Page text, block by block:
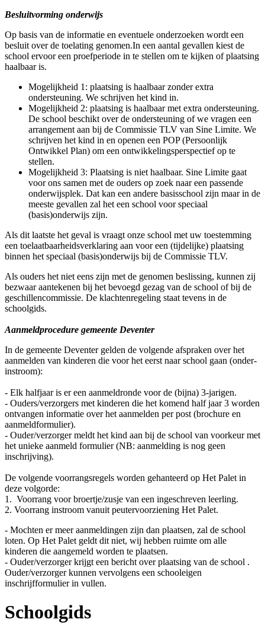
Besluitvorming onderwijs
Op basis van de informatie en eventuele onderzoeken wordt een
besluit over de toelating genomen.In een aantal gevallen kiest de
school ervoor een proefperiode in te stellen om te kijken of plaatsing
haalbaar is.
Mogelijkheid 1: plaatsing is haalbaar zonder extra
ondersteuning. We schrijven het kind in.
Mogelijkheid 2: plaatsing is haalbaar met extra ondersteuning.
De school beschikt over de ondersteuning of we vragen een
arrangement aan bij de Commissie TLV van Sine Limite. We
schrijven het kind in en openen een POP (Persoonlijk
Ontwikkel Plan) om een ontwikkelingsperspectief op te
stellen.
Mogelijkheid 3: Plaatsing is niet haalbaar. Sine Limite gaat
voor ons samen met de ouders op zoek naar een passende
onderwijsplek. Dat kan een andere basisschool zijn maar in de
meeste gevallen zal het een school voor speciaal
(basis)onderwijs zijn.
Als dit laatste het geval is vraagt onze school met uw toestemming
een toelaatbaarheidsverklaring aan voor een (tijdelijke) plaatsing
binnen het speciaal (basis)onderwijs bij de Commissie TLV.
Als ouders het niet eens zijn met de genomen beslissing, kunnen zij
bezwaar aantekenen bij het bevoegd gezag van de school of bij de
geschillencommissie. De klachtenregeling staat tevens in de
schoolgids.
Aanmeldprocedure gemeente Deventer
In de gemeente Deventer gelden de volgende afspraken over het
aanmelden van kinderen die voor het eerst naar school gaan (onder-
instroom):
- Elk halfjaar is er een aanmeldronde voor de (bijna) 3-jarigen.
- Ouders/verzorgers met kinderen die het komend half jaar 3 worden
ontvangen informatie over het aanmelden per post (brochure en
aanmeldformulier).
- Ouder/verzorger meldt het kind aan bij de school van voorkeur met
het unieke aanmeld formulier (NB: aanmelding is nog geen
inschrijving).
De volgende voorrangsregels worden gehanteerd op Het Palet in
deze volgorde:
1. Voorrang voor broertje/zusje van een ingeschreven leerling.
2. Voorrang instroom vanuit peutervoorziening Het Palet.
- Mochten er meer aanmeldingen zijn dan plaatsen, zal de school
loten. Op Het Palet geldt dit niet, wij hebben ruimte om alle
kinderen die aangemeld worden te plaatsen.
- Ouder/verzorger krijgt een bericht over plaatsing van de school .
Ouder/verzorger kunnen vervolgens een schooleigen
inschrijfformulier in vullen.
Schoolgids